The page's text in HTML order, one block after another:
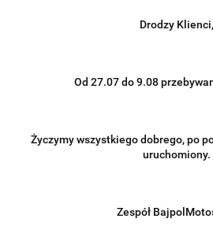
Drodzy Klienci,
Od 27.07 do 9.08
Życzymy wszystkiego dobrego, po
uruchomiony.
Zespół